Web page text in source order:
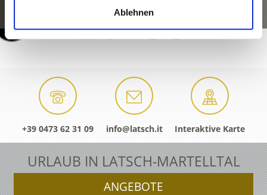
Ablehnen
+39 0473 62 31 09 info@latsch.it Interaktive Karte
URLAUB IN LATSCH-MARTELLTAL
ANGEBOTE